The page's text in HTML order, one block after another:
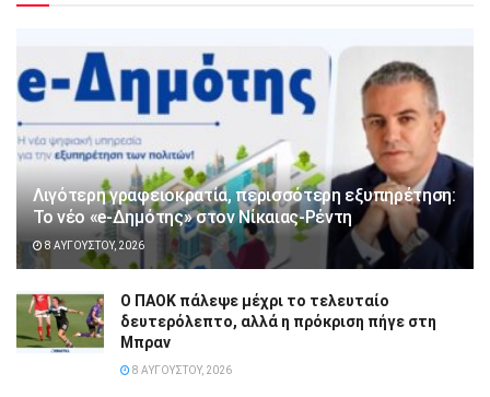
Λιγότερη γραφειοκρατία, περισσότερη εξυπηρέτηση:
Το νέο «e-Δημότης» στον Νίκαιας-Ρέντη
8 ΑΥΓΟΎΣΤΟΥ, 2026
Ο ΠΑΟΚ πάλεψε μέχρι το τελευταίο
δευτερόλεπτο, αλλά η πρόκριση πήγε στη
Μπραν
8 ΑΥΓΟΎΣΤΟΥ, 2026